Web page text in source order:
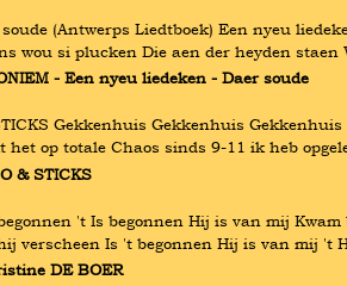
(Antwerps Liedtboek) Een nyeu
wou si plucken Die aen der heyden
- Een nyeu liedeken - Daer soude
Gekkenhuis Gekkenhuis
het op totale Chaos sinds 9-11 ik heb
& STICKS
't Is begonnen Hij is van mij
verscheen Is 't begonnen Hij is van mij 't
DE BOER